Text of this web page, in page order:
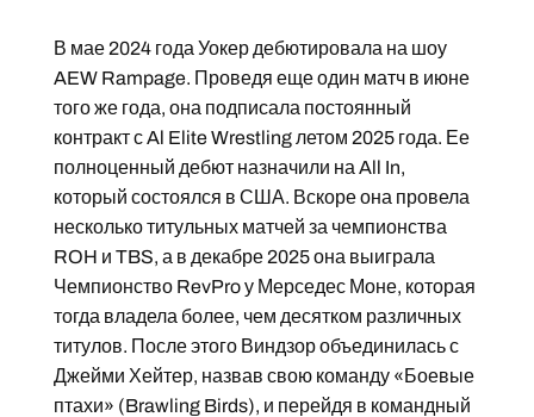
В мае 2024 года Уокер дебютировала на шоу
AEW Rampage. Проведя еще один матч в июне
того же года, она подписала постоянный
контракт с Al Elite Wrestling летом 2025 года. Ее
полноценный дебют назначили на All In,
который состоялся в США. Вскоре она провела
несколько титульных матчей за чемпионства
ROH и TBS, а в декабре 2025 она выиграла
Чемпионство RevPro у Мерседес Моне, которая
тогда владела более, чем десятком различных
титулов. После этого Виндзор объединилась с
Джейми Хейтер, назвав свою команду «Боевые
птахи» (Brawling Birds), и перейдя в командный